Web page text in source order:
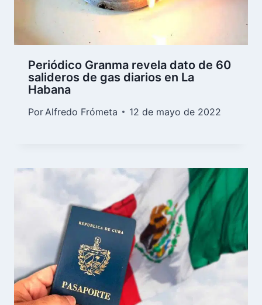
Periódico Granma revela dato de 60
salideros de gas diarios en La
Habana
Por Alfredo Frómeta 12 de mayo de 2022